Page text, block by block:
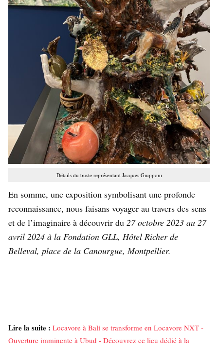
Détails du buste représentant Jacques Giupponi
En somme, une exposition symbolisant une profonde
reconnaissance, nous faisans voyager au travers des sens
et de l’imaginaire à découvrir du 27 octobre 2023 au 27
avril 2024 à la Fondation GLL, Hôtel Richer de
Belleval, place de la Canourgue, Montpellier.
Lire la suite : Locavore à Bali se transforme en Locavore NXT -
Ouverture imminente à Ubud - Découvrez ce lieu dédié à la